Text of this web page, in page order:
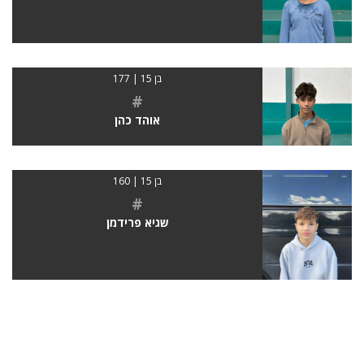
בן 15 | 177
#
אוהד כהן
בן 15 | 160
#
שגיא פרידמן